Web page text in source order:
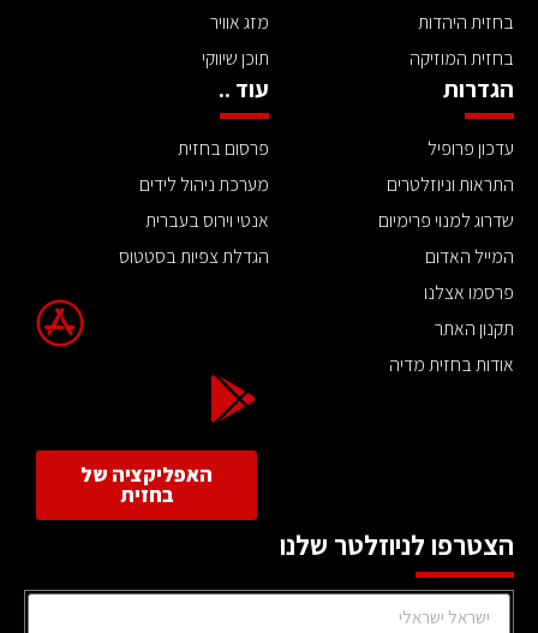
בחזית היהדות
בחזית המוזיקה
מזג אוויר
תוכן שיווקי
הגדרות
עדכון פרופיל
התראות וניוזלטרים
שדרוג למנוי פרימיום
המייל האדום
פרסמו אצלנו
תקנון האתר
אודות בחזית מדיה
עוד ..
פרסום בחזית
מערכת ניהול לידים
אנטי וירוס בעברית
הגדלת צפיות בסטטוס
האפליקציה של
בחזית
הצטרפו לניוזלטר שלנו